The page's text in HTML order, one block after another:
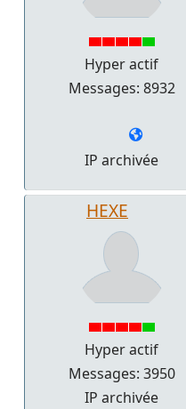
Hyper actif
Messages: 8932
IP archivée
HEXE
Hyper actif
Messages: 3950
IP archivée